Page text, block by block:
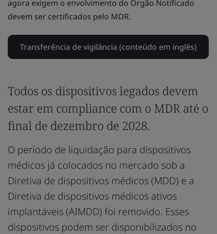
agora exigem o envolvimento do Órgão Notificado
devem ser certificados pelo MDR.
Transferência de vigilância (conteúdo em inglês)
Todos os dispositivos legados devem
estar em compliance com o MDR até o
final de dezembro de 2028.
O período de liquidação para dispositivos
médicos já colocados no mercado sob a
Diretiva de dispositivos médicos (MDD) e a
Diretiva de dispositivos médicos ativos
implantáveis (AIMDD) foi removido. Esses
dispositivos podem ser disponibilizados no